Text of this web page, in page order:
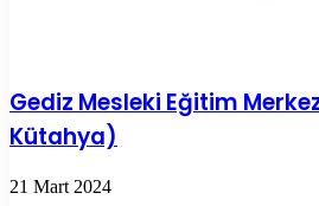
Gediz Mesleki Eğitim
Kütahya)
21 Mart 2024